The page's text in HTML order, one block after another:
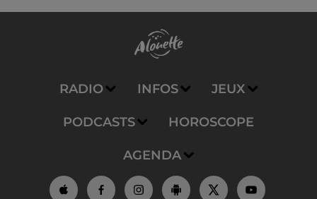
RADIO INFOS JEUX
PODCASTS HOROSCOPE
AGENDA